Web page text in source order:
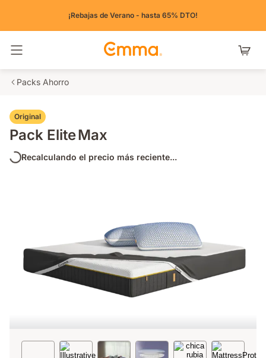
¡Rebajas de Verano - hasta 65% DTO!
Packs Ahorro
Original
Pack Elite Max
Recalculando el precio más reciente...